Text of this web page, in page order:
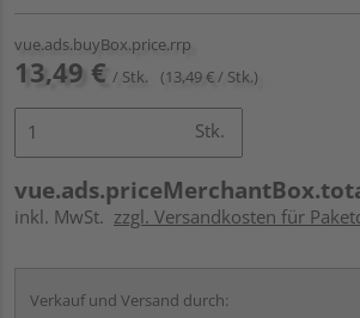
vue.ads.buyBox.price.rrp
13,49 € / Stk. (13,49 € / Stk.)
Stk.
inkl. MwSt. zzgl. Versandkosten für
Verkauf und Versand durch: